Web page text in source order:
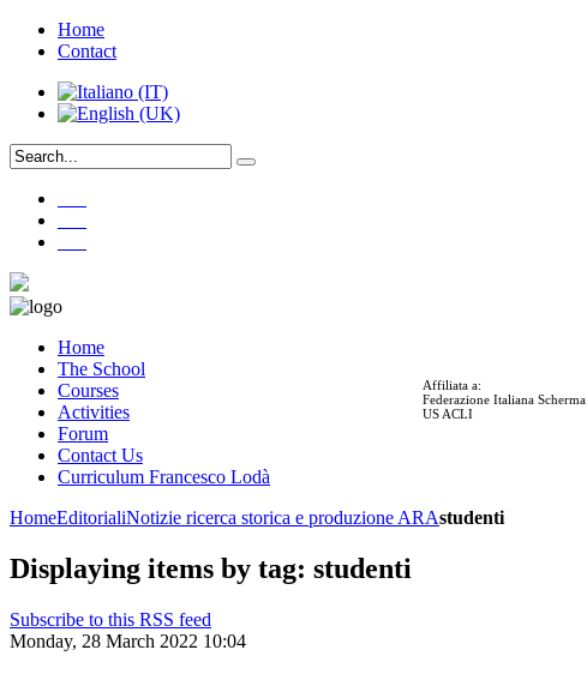
Home
Contact
Affiliata a:
Federazione Italiana Scherma
US ACLI
Home
The School
Courses
Activities
Forum
Contact Us
Curriculum Francesco Lodà
HomeEditorialiNotizie ricerca storica e produzione ARAstudenti
Displaying items by tag: studenti
Subscribe to this RSS feed
Monday, 28 March 2022 10:04